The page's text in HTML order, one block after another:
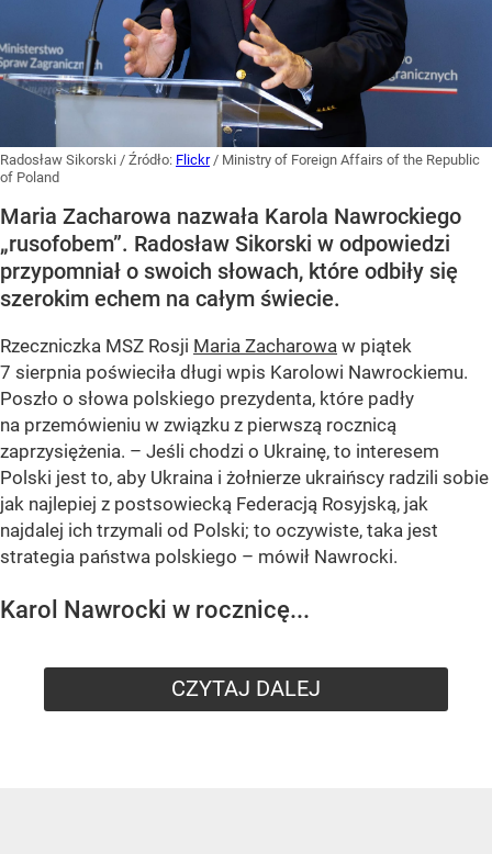
Radosław Sikorski / Źródło: Flickr / Ministry of Foreign Affairs of the Republic
of Poland
Maria Zacharowa nazwała Karola Nawrockiego
„rusofobem”. Radosław Sikorski w odpowiedzi
przypomniał o swoich słowach, które odbiły się
szerokim echem na całym świecie.
Rzeczniczka MSZ Rosji Maria Zacharowa w piątek
7 sierpnia poświeciła długi wpis Karolowi Nawrockiemu.
Poszło o słowa polskiego prezydenta, które padły
na przemówieniu w związku z pierwszą rocznicą
zaprzysiężenia. – Jeśli chodzi o Ukrainę, to interesem
Polski jest to, aby Ukraina i żołnierze ukraińscy radzili sobie
jak najlepiej z postsowiecką Federacją Rosyjską, jak
najdalej ich trzymali od Polski; to oczywiste, taka jest
strategia państwa polskiego – mówił Nawrocki.
Karol Nawrocki w rocznicę...
CZYTAJ DALEJ